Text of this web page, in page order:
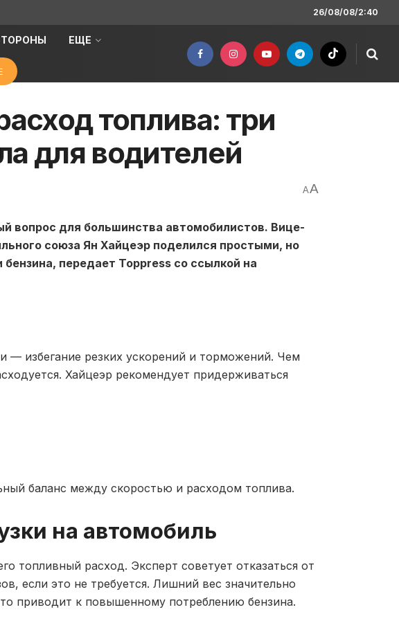
26/08/08/2:40
ЕЩЕ
топлива: три
для водителей
AA
вопрос для большинства автомобилистов. Вице-
союза Ян Хайцеэр поделился простыми, но
передает Toppress со ссылкой на
— избегание резких ускорений и торможений. Чем
Хайцеэр рекомендует придерживаться
баланс между скоростью и расходом топлива.
на автомобиль
топливный расход. Эксперт советует отказаться от
если это не требуется. Лишний вес значительно
приводит к повышенному потреблению бензина.